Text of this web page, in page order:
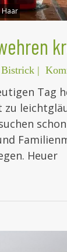
Haar
|
Tag
Heuer